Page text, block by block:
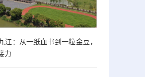
江：从一纸血书到一粒金豆，
力